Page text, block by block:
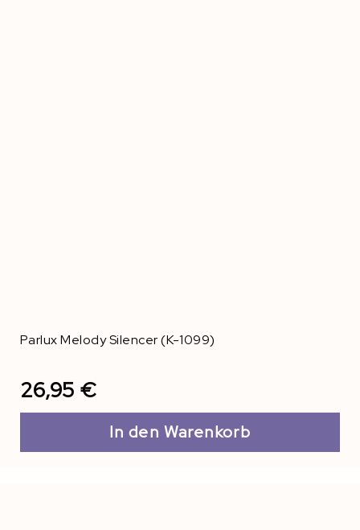
Parlux Melody Silencer (K-1099)
26,95 €
In den Warenkorb